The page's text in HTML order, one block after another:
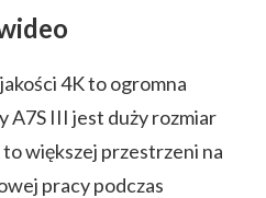
4K to ogromna
A7S III jest duży rozmiar
większej przestrzeni na
pracy podczas